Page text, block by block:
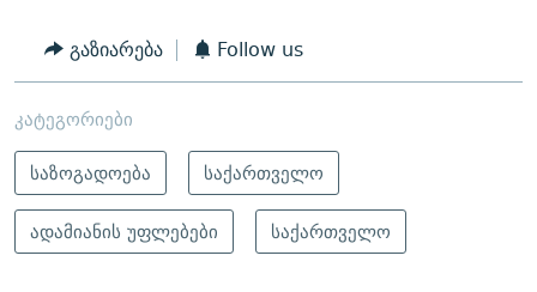
გაზიარება Follow us
კატეგორიები
საზოგადოება
საქართველო
ადამიანის უფლებები
საქართველო